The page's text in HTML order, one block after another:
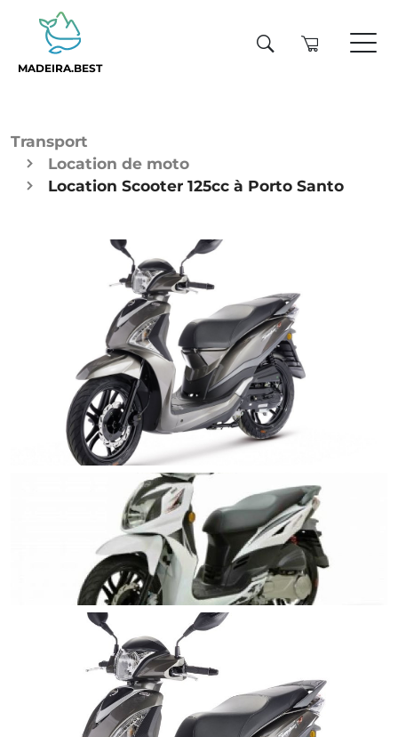
MADEIRA.BEST
Transport
Location de moto
Location Scooter 125cc à Porto Santo